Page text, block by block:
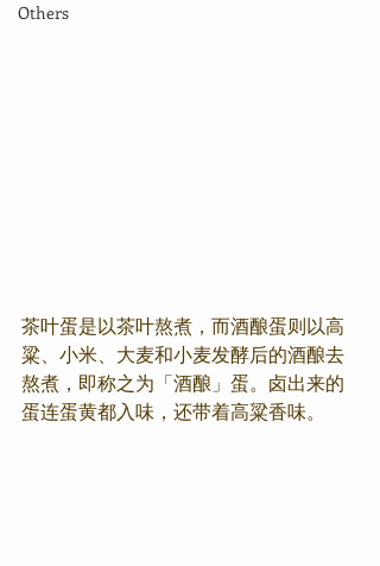
Others
茶叶蛋是以茶叶熬煮，而酒酿蛋则以高
粱、小米、大麦和小麦发酵后的酒酿去
熬煮，即称之为「酒酿」蛋。卤出来的
蛋连蛋黄都入味，还带着高粱香味。